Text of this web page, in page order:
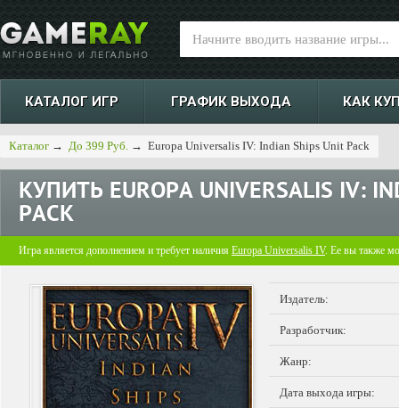
КАТАЛОГ ИГР ГРАФИК ВЫХОДА КАК
Каталог → До 399 Руб. → Europa Universalis IV: Indian Ships Unit Pack
КУПИТЬ EUROPA UNIVERSALIS IV:
PACK
Игра является дополнением и требует наличия Europa Universalis IV. Ее вы также
Издатель:
Разработчик:
Жанр:
Дата выхода игры: